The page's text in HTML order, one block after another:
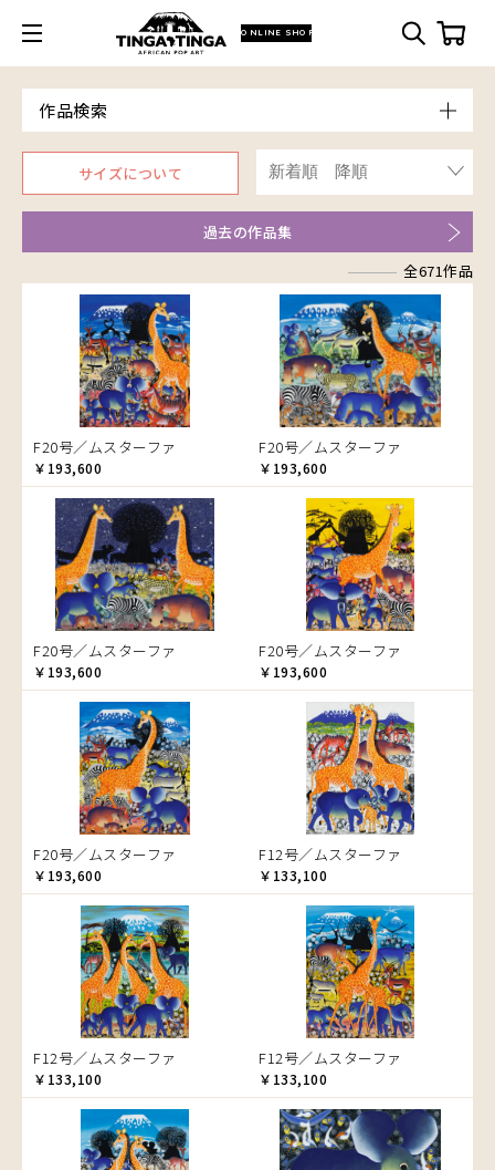
ONLINE SHOP
作品検索
Model
青空
朝焼け
家
イノシシ
イボイノシシ
イルカ
インパラ
うさぎ
お祭り
音楽
カエル
かくれんぼ
家族-親子
カシューナッツの木
カップル
カバ
カメ
カメレオン
木
キリン
キリマンジャロ
孔雀
サイ
魚の群れ
桜
サル
シマウマ
ゾウ
タンザニア
タンザニアの女性
チーター
蝶
チンパンジー
～￥10,000
￥30,001～40,000
￥40,001～60,000
￥60,001～80,000
￥80,001～100,000
￥100,001～
Artist
ア行
アウスィー
アキリ
アグネス
アジャバ
アダム
アダムス
アパイ
アバス
アブー
アブダラ
アマニ
アミナータ
アリー
アルバー
イッサ
イディー
エミリアス
エレナ
オマリー
カケパ
カッシム
ガヨ
カンビリ
ゴッドフレイ
コルンバ
サイディ
ザチ
サビティ
サランゲ
サンデイ
サンデイビッタ
シャハ
シャバーニ
ジャリブーニ
スフィアー二
ズベリ
スライディ（スライドゥ）
ゼナ
セフ
チャド
チャリンダ
チワヤ
ドゥケ
ドサ
ナココ
ハッサーニ
ベッカー
ブッシーリ
マ行
マウラーナ
マトゥカ
マジドゥ
マブサ
マリキータ
マルチナ
マワゾ
マングラ
ミムス
ムクラ
ムクンバ
ムスターファ
ムチサ
ムッサ
ムブカ
ムロペ
ムワツカ
ムワメディ
ヤ行
ヤッスィーニ（ヤッスィン）
ヤフィドゥ
ラ行
ラシッド.ムズグノ
ラシディ
ルーカス
ルブニ
レイモンド
ロジャー
Size
F3号
F4号
F8号
F12号
F20号
規格外S
規格外M
規格外L
Frame
木枠張り／パネル
アートフレーム
サイズについて
過去の作品集
全671作品
F20号／ムスターファ
￥193,600
F20号／ムスターファ
￥193,600
F20号／ムスターファ
￥193,600
F20号／ムスターファ
￥193,600
F20号／ムスターファ
￥193,600
F12号／ムスターファ
￥133,100
F12号／ムスターファ
￥133,100
F12号／ムスターファ
￥133,100